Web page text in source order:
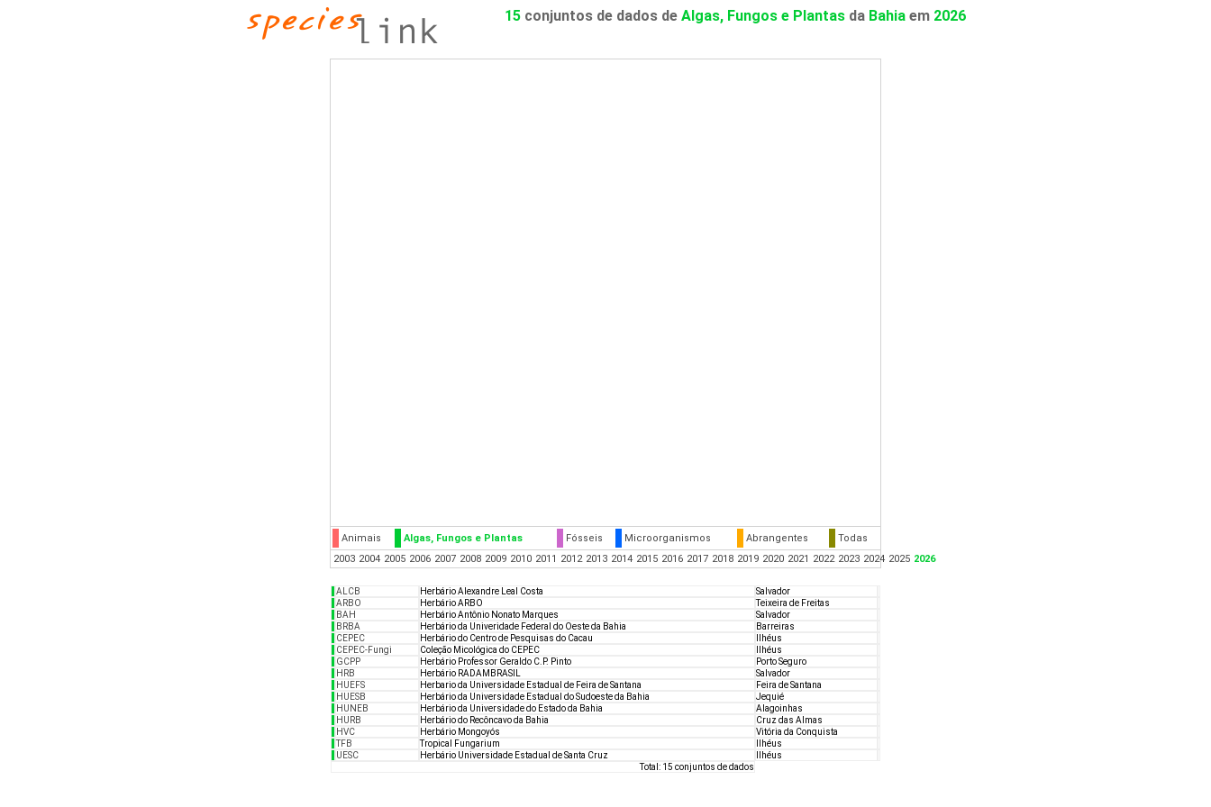
15 conjuntos de dados de Algas, Fungos e Plantas da Bahia em 2026
Animais Algas, Fungos e Plantas Fósseis Microorganismos Abrangentes
Todas
2003 2004 2005 2006 2007 2008 2009 2010 2011 2012 2013 2014 2015 2016 2017 2018 2019 2020 2021 2022 2023 2024 2025 2026
ALCB Herbário Alexandre Leal Costa
Salvador
ARBO
Herbário ARBO
Teixeira de Freitas
BAH
Herbário Antônio Nonato Marques
Salvador
BRBA
Herbário da Univeridade Federal do Oeste da Bahia
Barreiras
CEPEC
Herbário do Centro de Pesquisas do Cacau
Ilhéus
CEPEC-Fungi
Coleção Micológica do CEPEC
Ilhéus
GCPP
Herbário Professor Geraldo C.P. Pinto
Porto Seguro
HRB
Herbário RADAMBRASIL
Salvador
HUEFS
Herbario da Universidade Estadual de Feira de Santana
Feira de Santana
HUESB
Herbário da Universidade Estadual do Sudoeste da Bahia
Jequié
HUNEB
Herbário da Universidade do Estado da Bahia
Alagoinhas
HURB
Herbário do Recôncavo da Bahia
Cruz das Almas
HVC
Herbário Mongoyós
Vitória da Conquista
TFB
Tropical Fungarium
Ilhéus
UESC
Herbário Universidade Estadual de Santa Cruz
Ilhéus
Total: 15 conjuntos de dados